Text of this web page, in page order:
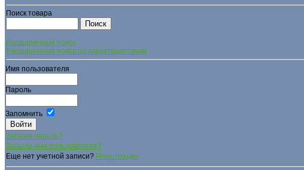
Поиск товара
Расширенный поиск
Расширенный поиск по характеристикам
Имя пользователя
Пароль
Запомнить
Забыли пароль?
Забыли имя пользователя?
Еще нет учетной записи? Регистрация